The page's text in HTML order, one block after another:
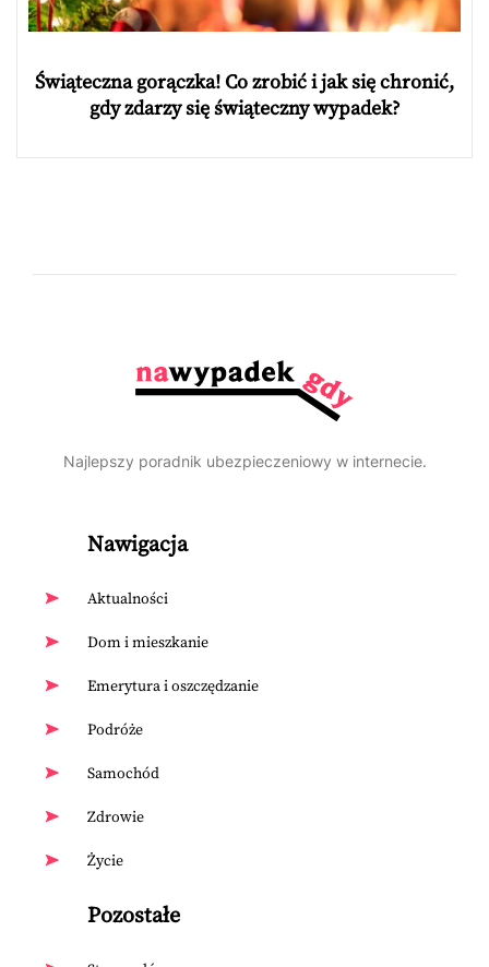
Świąteczna gorączka! Co zrobić i jak się chronić,
gdy zdarzy się świąteczny wypadek?
Najlepszy poradnik ubezpieczeniowy w internecie.
Nawigacja
Aktualności
Dom i mieszkanie
Emerytura i oszczędzanie
Podróże
Samochód
Zdrowie
Życie
Pozostałe